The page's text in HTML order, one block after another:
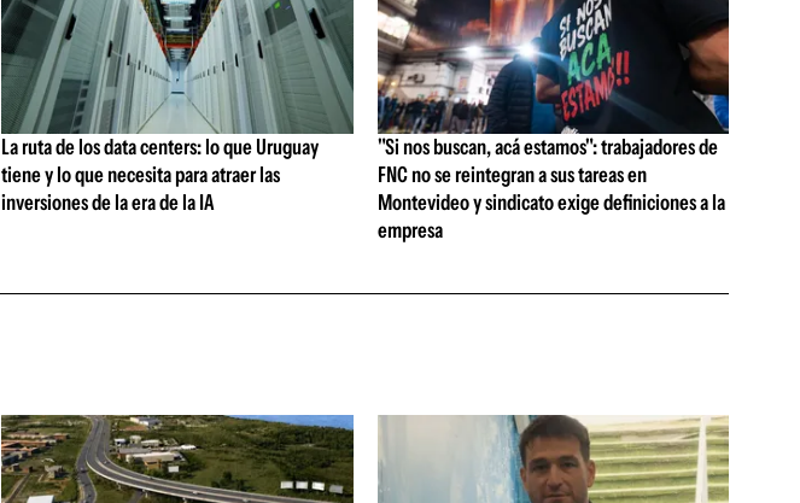
La ruta de los data centers: lo que Uruguay
tiene y lo que necesita para atraer las
inversiones de la era de la IA
"Si nos buscan, acá estamos": trabajadores de
FNC no se reintegran a sus tareas en
Montevideo y sindicato exige definiciones a la
empresa